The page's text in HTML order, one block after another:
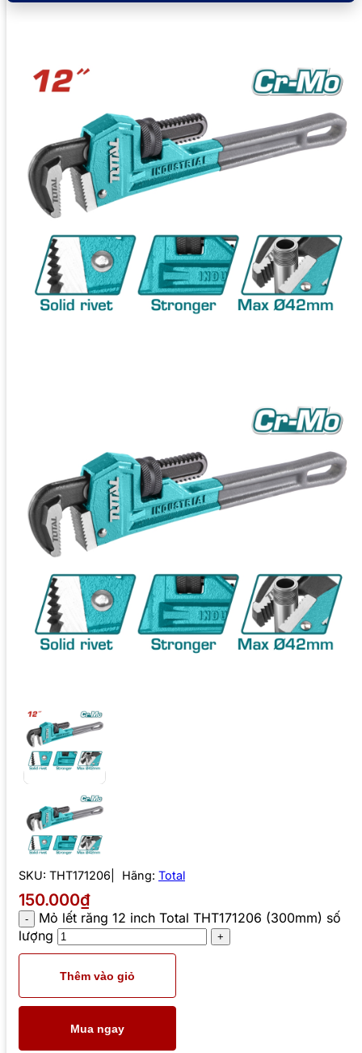
SKU: THT171206 Hãng: Total
150.000₫
Mỏ lết răng 12 inch Total THT171206 (300mm) số
lượng
Thêm vào giỏ
Mua ngay